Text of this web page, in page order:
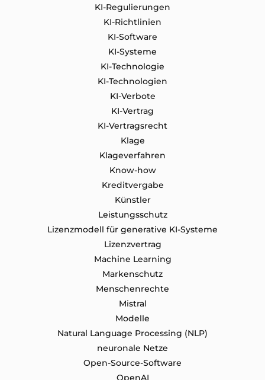
KI-Regulierungen
KI-Richtlinien
KI-Software
KI-Systeme
KI-Technologie
KI-Technologien
KI-Verbote
KI-Vertrag
KI-Vertragsrecht
Klage
Klageverfahren
Know-how
Kreditvergabe
Künstler
Leistungsschutz
Lizenzmodell für generative KI-Systeme
Lizenzvertrag
Machine Learning
Markenschutz
Menschenrechte
Mistral
Modelle
Natural Language Processing (NLP)
neuronale Netze
Open-Source-Software
OpenAI